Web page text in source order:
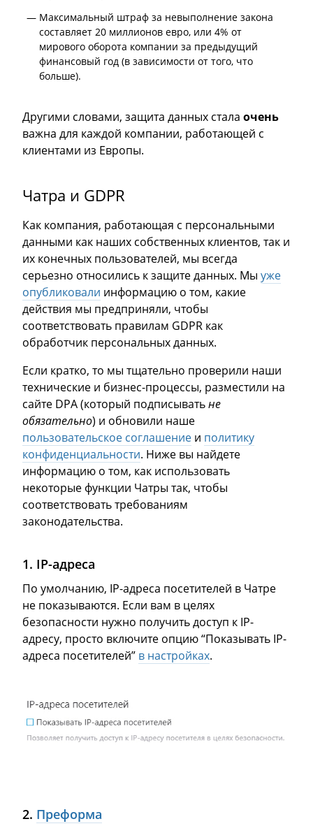
Максимальный штраф за невыполнение закона
составляет 20 миллионов евро, или 4% от
мирового оборота компании за предыдущий
финансовый год (в зависимости от того, что
больше).
Другими словами, защита данных стала очень
важна для каждой компании, работающей с
клиентами из Европы.
Чатра и GDPR
Как компания, работающая с персональными
данными как наших собственных клиентов, так и
их конечных пользователей, мы всегда
серьезно относились к защите данных. Мы уже
опубликовали информацию о том, какие
действия мы предприняли, чтобы
соответствовать правилам GDPR как
обработчик персональных данных.
Если кратко, то мы тщательно проверили наши
технические и бизнес-процессы, разместили на
сайте DPA (который подписыватьне
обязательно) и обновили наше
пользовательское соглашение и политику
конфиденциальности. Ниже вы найдете
информацию о том, как использовать
некоторые функции Чатры так, чтобы
соответствовать требованиям
законодательства.
1. IP-адреса
По умолчанию, IP-адреса посетителей в Чатре
не показываются. Если вам в целях
безопасности нужно получить доступ к IP-
адресу, просто включите опцию “Показывать IP-
адреса посетителей” в настройках.
2. Преформа